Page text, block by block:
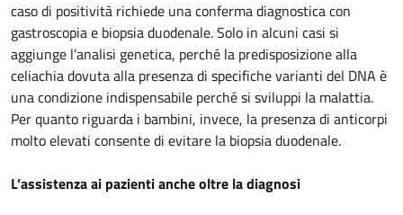
caso di positività richiede una conferma diagnostica con
gastroscopia e biopsia duodenale. Solo in alcuni casi si
aggiunge l’analisi genetica, perché la predisposizione alla
celiachia dovuta alla presenza di specifiche varianti del DNA è
una condizione indispensabile perché si sviluppi la malattia.
Per quanto riguarda i bambini, invece, la presenza di anticorpi
molto elevati consente di evitare la biopsia duodenale.
L’assistenza ai pazienti anche oltre la diagnosi